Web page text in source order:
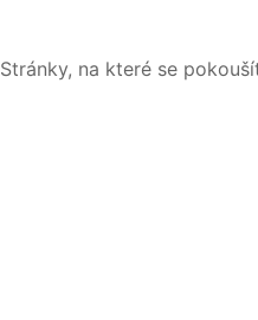
Stránky, na které se